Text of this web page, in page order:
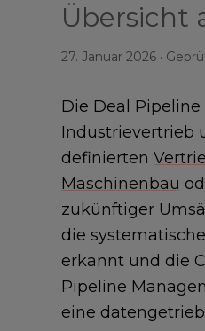
Übersicht
27. Januar 2026 ·
Die Deal
Industrievertrieb
definierten
Maschinenbau
zukünftiger
die
erkannt und die
Pipeline
eine